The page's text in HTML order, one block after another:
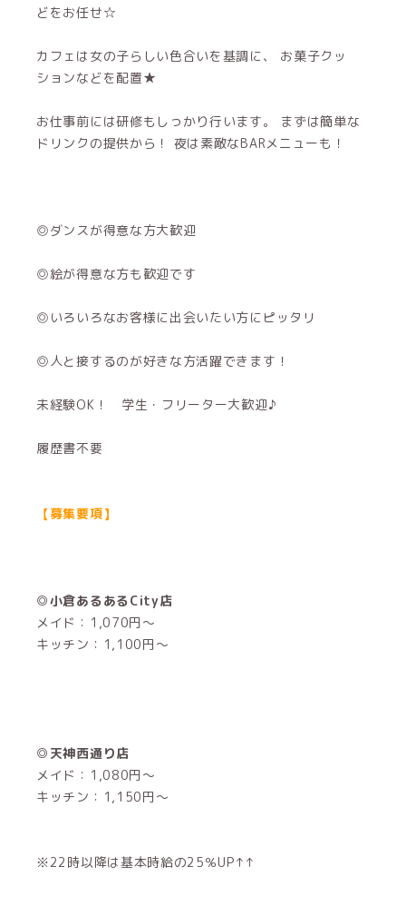
どをお任せ☆
カフェは女の子らしい色合いを基調に、 お菓子クッ
ションなどを配置★
お仕事前には研修もしっかり行います。 まずは簡単な
ドリンクの提供から！ 夜は素敵なBARメニューも！
◎ダンスが得意な方大歓迎
◎絵が得意な方も歓迎です
◎いろいろなお客様に出会いたい方にピッタリ
◎人と接するのが好きな方活躍できます！
未経験OK！ 学生・フリーター大歓迎♪
履歴書不要
【募集要項】
◎小倉あるあるCity店
メイド：1,070円～
キッチン：1,100円～
◎天神西通り店
メイド：1,080円～
キッチン：1,150円～
※22時以降は基本時給の25％UP↑↑